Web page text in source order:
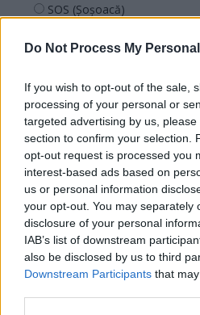
Do Not Process My
If you wish to opt-out of the sale,
processing of your personal or
targeted advertising by us,
section to confirm your selection.
opt-out request is processed you
interest-based ads based on
us or personal information
your opt-out. You may separately
disclosure of your personal
IAB’s list of downstream
also be disclosed by us to third
Downstream Participants that
SOS (Șoșoacă)
PACE (Peia)
Acțiunea Conservatoare
PDF (Lazarus)
PUSL (D. Voiculescu)
PNȚCD (Pavelescu)
PNCR (Terheș)
Partidul Patrioților (Surugiu)
FAR (Coarnă)
România pe Primul Loc
Altul